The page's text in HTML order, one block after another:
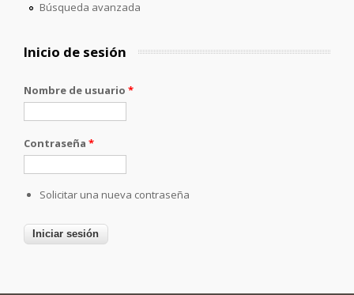
Búsqueda avanzada
Inicio de sesión
Nombre de usuario *
Contraseña *
Solicitar una nueva contraseña